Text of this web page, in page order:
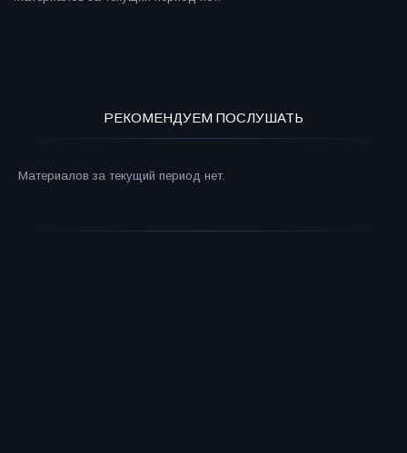
РЕКОМЕНДУЕМ ПОСЛУШАТЬ
Материалов за текущий период нет.